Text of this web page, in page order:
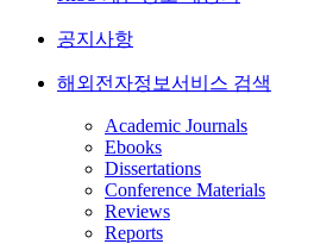
공지사항
해외전자정보서비스 검색
Academic Journals
Ebooks
Dissertations
Conference Materials
Reviews
Reports